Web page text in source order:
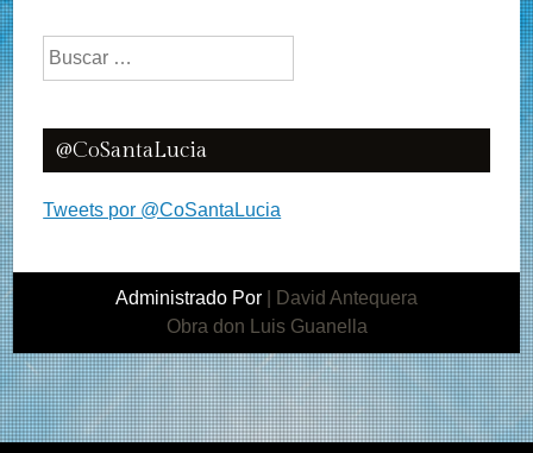
Buscar:
@CoSantaLucia
Tweets por @CoSantaLucia
Administrado Por
David Antequera
Obra don Luis Guanella